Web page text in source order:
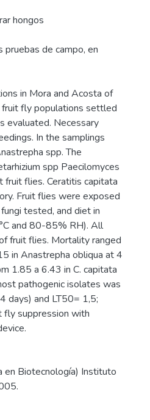
hongos
pruebas de campo, en
in Mora and Acosta of
fruit fly populations settled
evaluated. Necessary
In the samplings
spp. The
spp Paecilomyces
fruit flies. Ceratitis capitata
Fruit flies were exposed
tested, and diet in
and 80-85% RH). All
fruit flies. Mortality ranged
in Anastrepha obliqua at 4
1.85 a 6.43 in C. capitata
pathogenic isolates was
days) and LT50= 1,5;
fly suppression with
en Biotecnología) Instituto